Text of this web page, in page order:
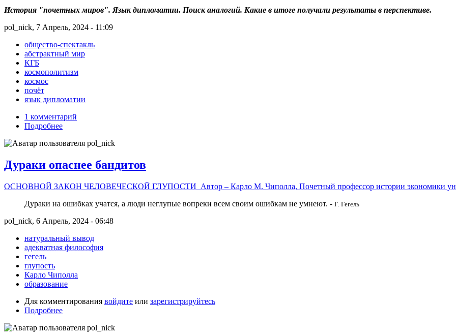
История "почетных миров". Язык дипломатии. Поиск аналогий. Какие в итоге получали результаты в перспективе.
pol_nick, 7 Апрель, 2024 - 11:09
общество-спектакль
абстрактный мир
КГБ
космополитизм
космос
почёт
язык дипломатии
1 комментарий
Подробнее
Дураки опаснее бандитов
ОСНОВНОЙ ЗАКОН ЧЕЛОВЕЧЕСКОЙ ГЛУПОСТИ Автор – Карло М. Чиполла, Почетный профессор истории экономики
Дураки на ошибках учатся, а люди неглупые вопреки всем своим ошибкам не умнеют. - Г. Гегель
pol_nick, 6 Апрель, 2024 - 06:48
натуральный вывод
адекватная философия
гегель
глупость
Карло Чиполла
образование
Для комментирования войдите или зарегистрируйтесь
Подробнее